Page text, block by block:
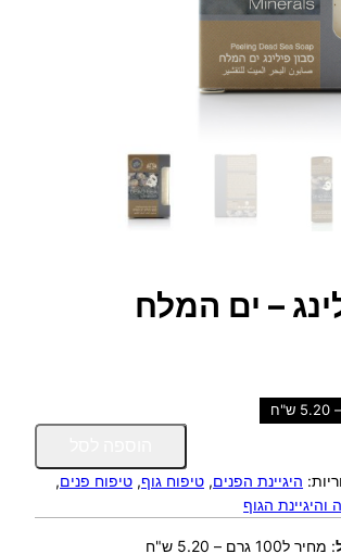
– ים המלח
כ
ו
היגיינת הפנים, טיפוח גוף, טיפוח פנים,
והיגיינת הגוף
: מחיר ל100 גרם – 5.20 ש"ח